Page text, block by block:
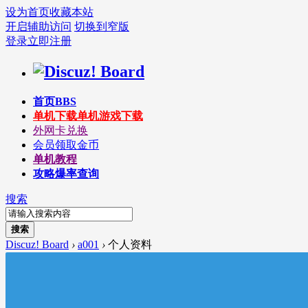
设为首页收藏本站
开启辅助访问 切换到窄版
登录立即注册
首页BBS
单机下载单机游戏下载
外网卡兑换
会员领取金币
单机教程
攻略爆率查询
搜索
搜索
Discuz! Board › a001 › 个人资料